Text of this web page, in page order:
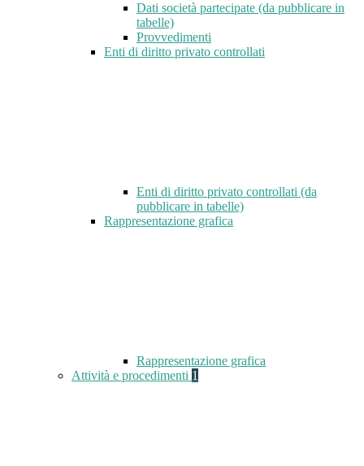
Dati società partecipate (da pubblicare in
tabelle)
Provvedimenti
Enti di diritto privato controllati
Enti di diritto privato controllati (da
pubblicare in tabelle)
Rappresentazione grafica
Rappresentazione grafica
Attività e procedimenti 1